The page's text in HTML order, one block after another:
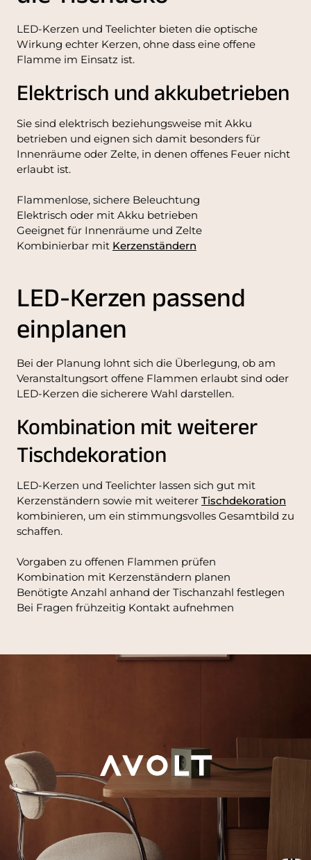
LED-Kerzen und Teelichter bieten die optische
Wirkung echter Kerzen, ohne dass eine offene
Flamme im Einsatz ist.
Elektrisch und akkubetrieben
Sie sind elektrisch beziehungsweise mit Akku
betrieben und eignen sich damit besonders für
Innenräume oder Zelte, in denen offenes Feuer nicht
erlaubt ist.
Flammenlose, sichere Beleuchtung
Elektrisch oder mit Akku betrieben
Geeignet für Innenräume und Zelte
Kombinierbar mit Kerzenständern
LED-Kerzen passend
einplanen
Bei der Planung lohnt sich die Überlegung, ob am
Veranstaltungsort offene Flammen erlaubt sind oder
LED-Kerzen die sicherere Wahl darstellen.
Kombination mit weiterer
Tischdekoration
LED-Kerzen und Teelichter lassen sich gut mit
Kerzenständern sowie mit weiterer Tischdekoration
kombinieren, um ein stimmungsvolles Gesamtbild zu
schaffen.
Vorgaben zu offenen Flammen prüfen
Kombination mit Kerzenständern planen
Benötigte Anzahl anhand der Tischanzahl festlegen
Bei Fragen frühzeitig Kontakt aufnehmen